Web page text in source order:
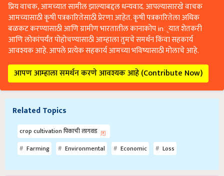
प्रिय वाचक, आमच्यात सामील झाल्याबद्दल धन्यवाद. आपल्यासारखे वाचक
आमच्यासाठी कृषी पत्रकारितेसाठी प्रेरणा आहेत. कृषी पत्रकारितेला अधिक
बळकट करण्यासाठी आणि ग्रामीण भारतातील कानाकोप in्यात शेतकरी
आणि लोकांपर्यंत पोहोचण्यासाठी आम्हाला तुमचे समर्थन किंवा सहकार्य
आवश्यक आहे. आपले प्रत्येक सहकार्य आमच्या भविष्यासाठी मोलाचे आहे.
आपण आम्हाला समर्थन करणे आवश्यक आहे (Contribute Now)
Related Topics
crop cultivation पिकाची लागवड
Farming
Environmental Economic Loss